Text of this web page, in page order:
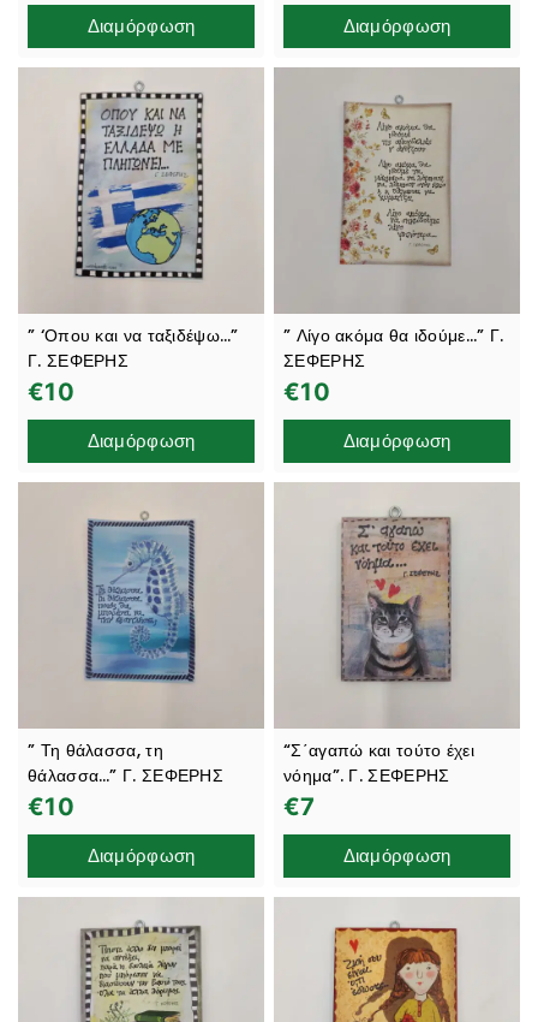
Διαμόρφωση Διαμόρφωση
” ‘Οπου και να ταξιδέψω…”
Γ. ΣΕΦΕΡΗΣ
€10
Διαμόρφωση
” Λίγο ακόμα θα ιδούμε…” Γ.
ΣΕΦΕΡΗΣ
€10
Διαμόρφωση
” Τη θάλασσα, τη
θάλασσα…” Γ. ΣΕΦΕΡΗΣ
€10
Διαμόρφωση
“Σ΄αγαπώ και τούτο έχει
νόημα”. Γ. ΣΕΦΕΡΗΣ
€7
Διαμόρφωση